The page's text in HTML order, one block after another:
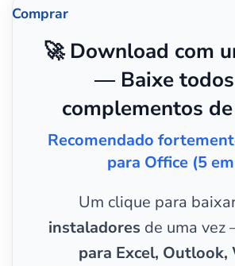
Comprar
🚀 Download com
— Baixe
complementos
Recomendado
para Office (5
Um clique para
instaladores de uma
para Excel, Outlook,